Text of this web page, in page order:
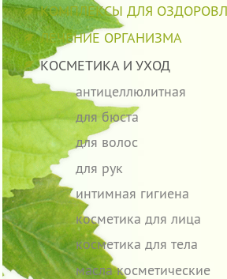
КОМПЛЕКСЫ ДЛЯ
ЛЕЧЕНИЕ ОРГАНИЗМА
КОСМЕТИКА И УХОД
антицеллюлитная
для бюста
для волос
для рук
интимная гигиена
косметика для лица
косметика для тела
масла косметические